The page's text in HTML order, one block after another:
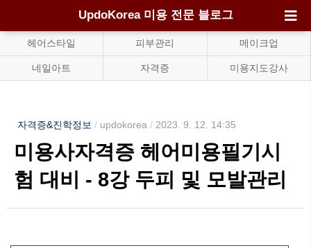
UpdoKorea 미용 전문 블로그
헤어스타일 피부관리 메이크업
네일아트 자격증 미용지도강사
자격증&진학정보 / updokorea / 2023. 9. 12. 14:35
미용사자격증 헤어미용필기시
험 대비 - 8강 두피 및 모발관리